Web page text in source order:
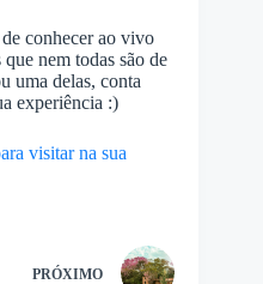
conhecer ao vivo
que nem todas são de
uma delas, conta
experiência :)
visitar na sua
PRÓXIMO